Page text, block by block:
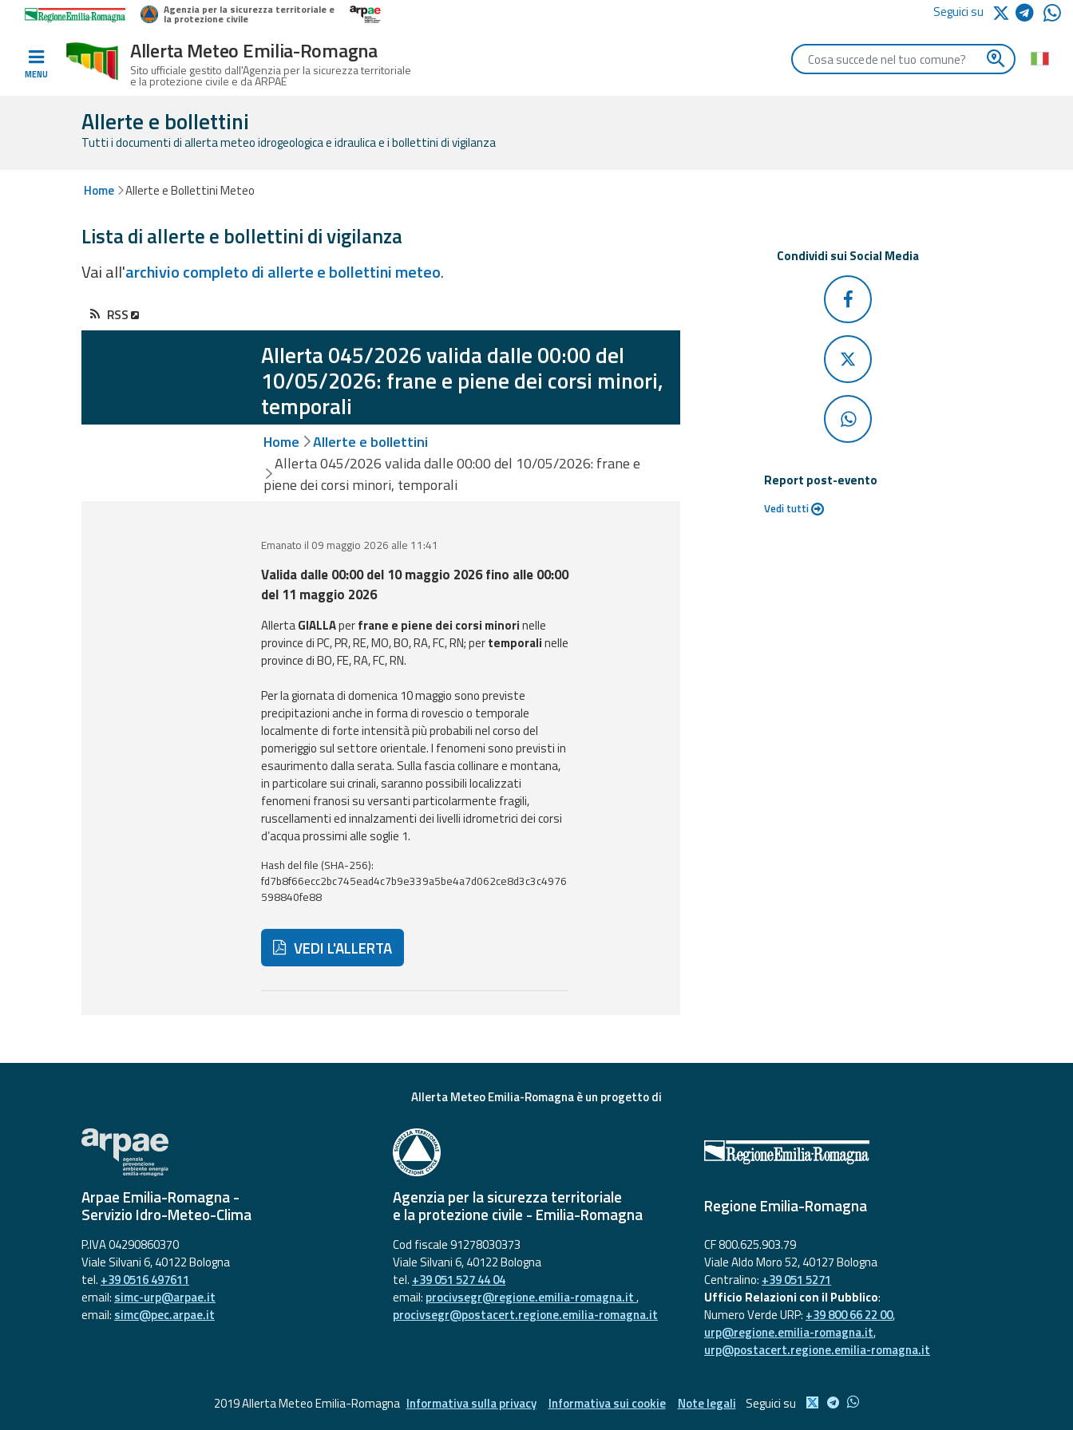
Home
Informati e
Bollettini
Bollettini
Valanghe
eventi in corso
Romagna
Logo Regione Emilia-Romagna
Agenzia per la sicurezza territoriale e
la protezione civile Logo Arpae Seguici su
MENU
Allerta Meteo Emilia-Romagna
Sito ufficiale gestito dall'Agenzia per la sicurezza territoriale
e la protezione civile e da ARPAE
Allerte e bollettini
Tutti i documenti di allerta meteo idrogeologica e idraulica e i bollettini di vigilanza
Home Allerte e Bollettini Meteo
Lista di allerte e bollettini di vigilanza
Vai all'archivio completo di allerte e bollettini meteo.
RSS
Allerta 045/2026 valida dalle 00:00 del
10/05/2026: frane e piene dei corsi minori,
temporali
Home
Allerte e bollettini
Allerta 045/2026 valida dalle 00:00 del 10/05/2026: frane e
piene dei corsi minori, temporali
Emanato il 09 maggio 2026 alle 11:41
Valida dalle 00:00 del 10 maggio 2026 fino alle 00:00
del 11 maggio 2026
AllertaGIALLAperfrane e piene dei corsi minorinelle
province di PC, PR, RE, MO, BO, RA, FC, RN; pertemporalinelle
province di BO, FE, RA, FC, RN.
Per la giornata di domenica 10 maggio sono previste
precipitazioni anche in forma di rovescio o temporale
localmente di forte intensità più probabili nel corso del
pomeriggio sul settore orientale. I fenomeni sono previsti in
esaurimento dalla serata. Sulla fascia collinare e montana,
in particolare sui crinali, saranno possibili localizzati
fenomeni franosi su versanti particolarmente fragili,
ruscellamenti ed innalzamenti dei livelli idrometrici dei corsi
d’acqua prossimi alle soglie 1.
Hash del file (SHA-256):
fd7b8f66ecc2bc745ead4c7b9e339a5be4a7d062ce8d3c3c4976
598840fe88
VEDI L'ALLERTA
Condividi sui Social Media
Report post-evento
Vedi tutti
Allerta Meteo Emilia-Romagna è un progetto di
Arpae Emilia-Romagna -
Servizio Idro-Meteo-Clima
P.IVA 04290860370
Viale Silvani 6, 40122 Bologna
tel. +39 0516 497611
email: simc-urp@arpae.it
email: simc@pec.arpae.it
Agenzia per la sicurezza territoriale
e la protezione civile - Emilia-Romagna
Cod fiscale 91278030373
Viale Silvani 6, 40122 Bologna
tel. +39 051 527 44 04
email: procivsegr@regione.emilia-romagna.it,
procivsegr@postacert.regione.emilia-romagna.it
Regione Emilia-Romagna
CF 800.625.903.79
Viale Aldo Moro 52, 40127 Bologna
Centralino: +39 051 5271
Ufficio Relazioni con il Pubblico:
Numero Verde URP: +39 800 66 22 00,
urp@regione.emilia-romagna.it,
urp@postacert.regione.emilia-romagna.it
2019 Allerta Meteo Emilia-Romagna Informativa sulla privacy Informativa sui cookie Note legali Seguici su